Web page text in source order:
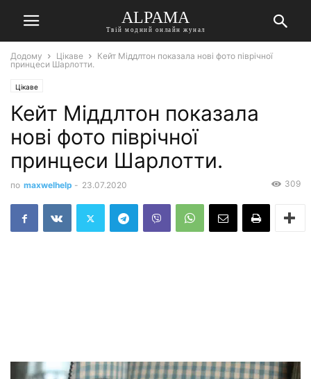
ALPAMA
Твій модний онлайн жунал
Додому Цікаве
Кейт Міддлтон показала нові фото піврічної
принцеси Шарлотти.
Цікаве
Кейт Міддлтон показала
нові фото піврічної
принцеси Шарлотти.
по maxwelhelp - 23.07.2020 309